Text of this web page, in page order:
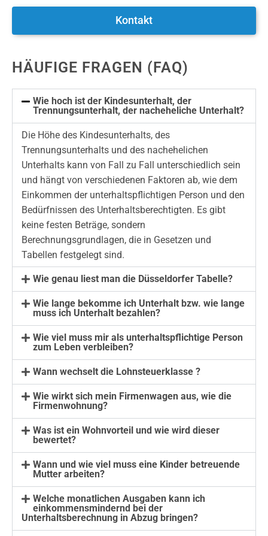
Kontakt
HÄUFIGE FRAGEN (FAQ)
Wie hoch ist der Kindesunterhalt, der
Trennungsunterhalt, der nacheheliche Unterhalt?
Die Höhe des Kindesunterhalts, des
Trennungsunterhalts und des nachehelichen
Unterhalts kann von Fall zu Fall unterschiedlich sein
und hängt von verschiedenen Faktoren ab, wie dem
Einkommen der unterhaltspflichtigen Person und den
Bedürfnissen des Unterhaltsberechtigten. Es gibt
keine festen Beträge, sondern
Berechnungsgrundlagen, die in Gesetzen und
Tabellen festgelegt sind.
Wie genau liest man die Düsseldorfer Tabelle?
Wie lange bekomme ich Unterhalt bzw. wie lange
muss ich Unterhalt bezahlen?
Wie viel muss mir als unterhaltspflichtige Person
zum Leben verbleiben?
Wann wechselt die Lohnsteuerklasse ?
Wie wirkt sich mein Firmenwagen aus, wie die
Firmenwohnung?
Was ist ein Wohnvorteil und wie wird dieser
bewertet?
Wann und wie viel muss eine Kinder betreuende
Mutter arbeiten?
Welche monatlichen Ausgaben kann ich
einkommensmindernd bei der
Unterhaltsberechnung in Abzug bringen?